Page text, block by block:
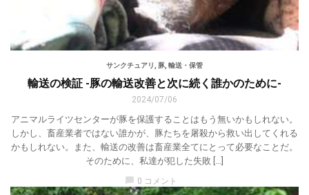
サンクチュアリ, 豚, 輸送・保管
輸送の検証 -豚の輸送改善と次に続く誰かのために-
2024/07/06
アニマルライツセンターが豚を保護することはもう無いかもしれない。
しかし、畜産業者ではない誰かが、豚たちを屠殺から救い出してくれる
かもしれない。また、輸送の改善は畜産業全てにとって必要なことだ。
そのために、私達が犯した失敗 […]
chat_bubble 0 コメント